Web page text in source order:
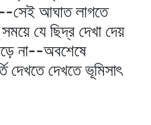
সেই আঘাত লাগতে
যে ছিদ্র দেখা দেয়
না--অবশেষে
দেখতে দেখতে ভূমিসাৎ